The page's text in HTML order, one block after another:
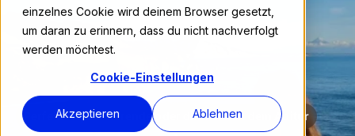
einzelnes Cookie wird deinem Browser gesetzt,
um daran zu erinnern, dass du nicht nachverfolgt
werden möchtest.
Cookie-Einstellungen
Akzeptieren Ablehnen
Perfekt für Studierende oder direkt nach dem Abitur